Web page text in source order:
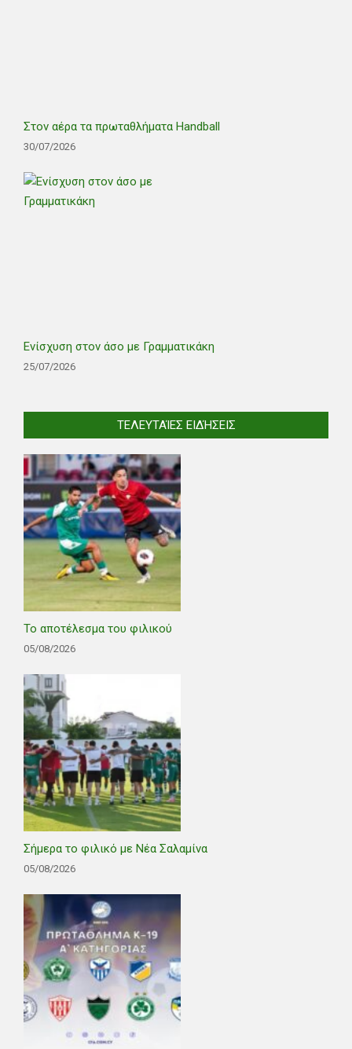
Στον αέρα τα πρωταθλήματα Handball
30/07/2026
Ενίσχυση στον άσο με Γραμματικάκη
25/07/2026
ΤΕΛΕΥΤΑΊΕΣ ΕΙΔΉΣΕΙΣ
Το αποτέλεσμα του φιλικού
05/08/2026
Σήμερα το φιλικό με Νέα Σαλαμίνα
05/08/2026